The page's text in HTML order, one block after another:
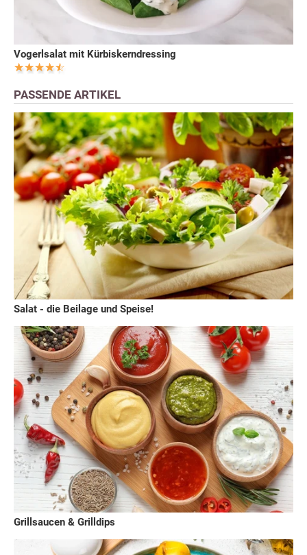
Vogerlsalat mit Kürbiskerndressing
PASSENDE ARTIKEL
Salat - die Beilage und Speise!
Grillsaucen & Grilldips